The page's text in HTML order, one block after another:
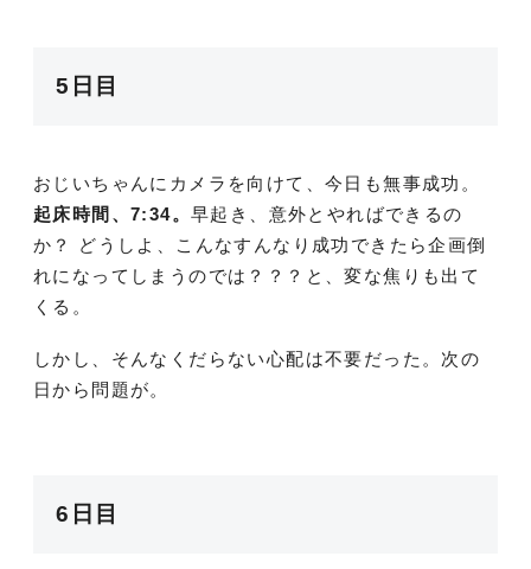
5日目
おじいちゃんにカメラを向けて、今日も無事成功。
起床時間、7:34。 早起き、意外とやればできるの
か？ どうしよ、こんなすんなり成功できたら企画倒
れになってしまうのでは？？？と、変な焦りも出て
くる。
しかし、そんなくだらない心配は不要だった。次の
日から問題が。
6日目